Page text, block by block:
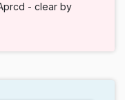
- clear by